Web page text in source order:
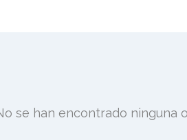
se han encontrado ninguna